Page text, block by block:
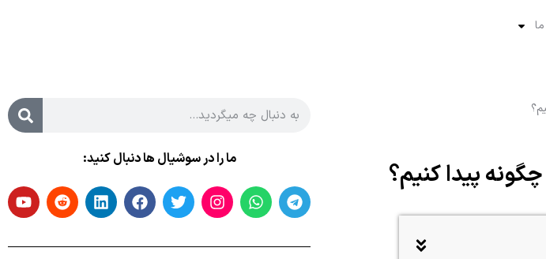
پیدا کنیم؟
ما را در سوشیال ها دنبال کنید: